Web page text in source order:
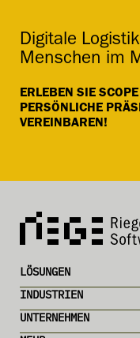
ERLEBEN SIE
PERSÖNLICHE
VEREINBAREN!
Digitale
Menschen im
UNTERNEHMEN
INDUSTRIEN
LÖSUNGEN